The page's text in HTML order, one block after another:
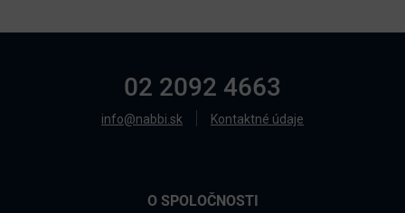
02 2092 4663
info@nabbi.sk Kontaktné údaje
O SPOLOČNOSTI